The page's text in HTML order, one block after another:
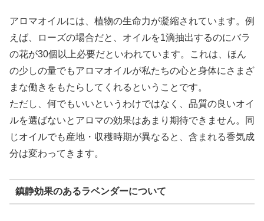
アロマオイルには、植物の生命力が凝縮されています。例
えば、ローズの場合だと、オイルを1滴抽出するのにバラ
の花が30個以上必要だといわれています。これは、ほん
の少しの量でもアロマオイルが私たちの心と身体にさまざ
まな働きをもたらしてくれるということです。
ただし、何でもいいというわけではなく、品質の良いオイ
ルを選ばないとアロマの効果はあまり期待できません。同
じオイルでも産地・収穫時期が異なると、含まれる香気成
分は変わってきます。
鎮静効果のあるラベンダーについて